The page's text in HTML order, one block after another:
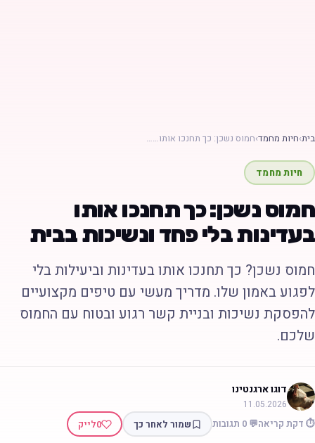
›חיות מחמד›חמוס נשכן: כך תחנכו אותו……
חיות מחמד
נשכן: כך תחנכו אותו
בלי פחד ונשיכות בבית
נשכן? כך תחנכו אותו בעדינות וביעילות בלי
באמון שלו. מדריך מעשי עם טיפים מקצועיים
נשיכות ובניית קשר רגוע ובטוח עם החמוס
דוגו ארגנטינו
11.05.2026
דקת קריאה💬 0 תגובות שמור לאחר כך 0לייק